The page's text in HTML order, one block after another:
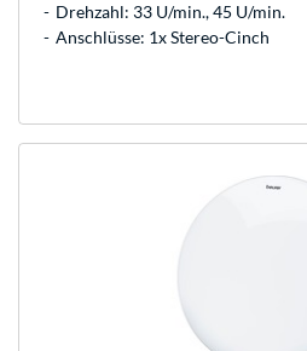
Drehzahl: 33 U/min., 45 U/min.
Anschlüsse: 1x Stereo-Cinch